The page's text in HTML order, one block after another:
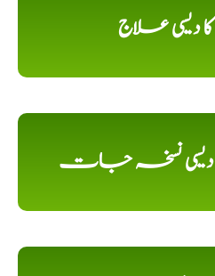
کا دیسی علاج
دیسی نسخہ جات